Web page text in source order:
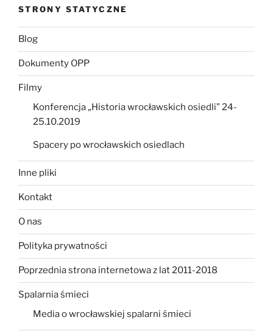
STRONY STATYCZNE
Blog
Dokumenty OPP
Filmy
Konferencja „Historia wrocławskich osiedli” 24-
25.10.2019
Spacery po wrocławskich osiedlach
Inne pliki
Kontakt
O nas
Polityka prywatności
Poprzednia strona internetowa z lat 2011-2018
Spalarnia śmieci
Media o wrocławskiej spalarni śmieci